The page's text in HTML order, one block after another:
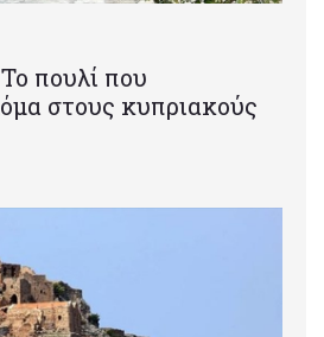
πουλί που
στους κυπριακούς